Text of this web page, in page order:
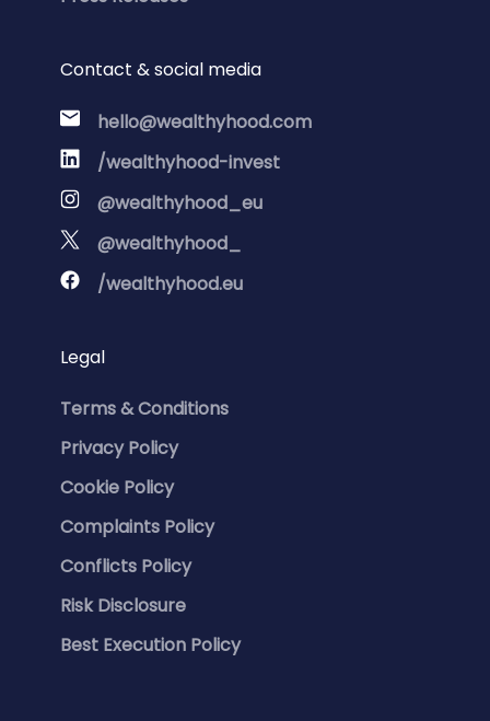
Contact & social media
hello@wealthyhood.com
/wealthyhood-invest
@wealthyhood_eu
@wealthyhood_
/wealthyhood.eu
Legal
Terms & Conditions
Privacy Policy
Cookie Policy
Complaints Policy
Conflicts Policy
Risk Disclosure
Best Execution Policy